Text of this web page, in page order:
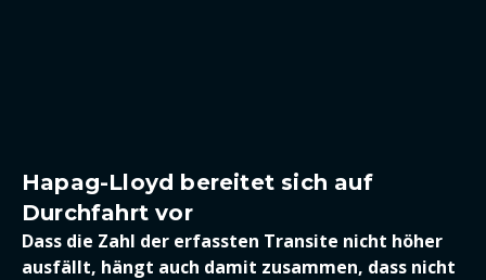
Hapag-Lloyd bereitet sich auf
Durchfahrt vor
Dass die Zahl der erfassten Transite nicht höher
ausfällt, hängt auch damit zusammen, dass nicht